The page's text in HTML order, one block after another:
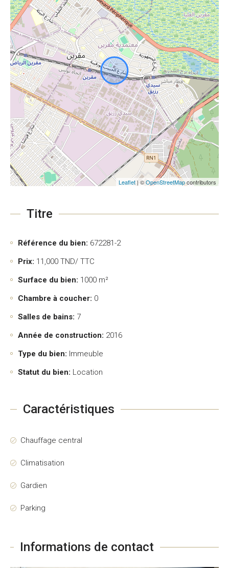
Leaflet | ©OpenStreetMapcontributors
Titre
Référence du bien: 672281-2
Prix: 11,000 TND/ TTC
Surface du bien: 1000 m²
Chambre à coucher: 0
Salles de bains: 7
Année de construction: 2016
Type du bien: Immeuble
Statut du bien: Location
Caractéristiques
Chauffage central
Climatisation
Gardien
Parking
Informations de contact